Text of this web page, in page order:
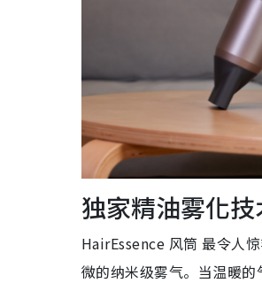
独家精油雾化技
HairEssence 风筒 最令人
微的纳米级雾气。当温暖